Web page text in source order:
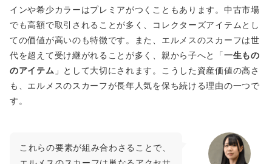
インや希少カラーはプレミアがつくこともあります。中古市場
でも高額で取引されることが多く、コレクターズアイテムとし
ての価値が高いのも特徴です。また、エルメスのスカーフは世
代を超えて受け継がれることが多く、親から子へと「一生もの
のアイテム 」として大切にされます。こうした資産価値の高さ
も、エルメスのスカーフが長年人気を保ち続ける理由の一つで
す。
これらの要素が組み合わさることで、